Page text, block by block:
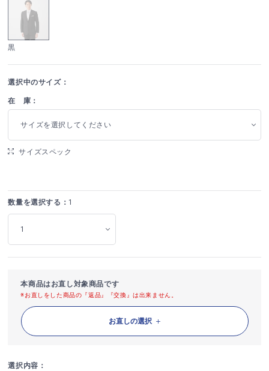
黒
選択中のサイズ：
在 庫：
サイズを選択してください
サイズスペック
数量を選択する： 1
本商品はお直し対象商品です
※お直しをした商品の『返品』『交換』は出来ません。
お直しの選択
選択内容：